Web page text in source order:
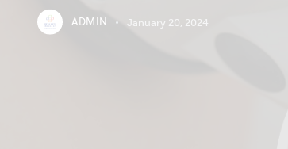
ADMIN January 20, 2024